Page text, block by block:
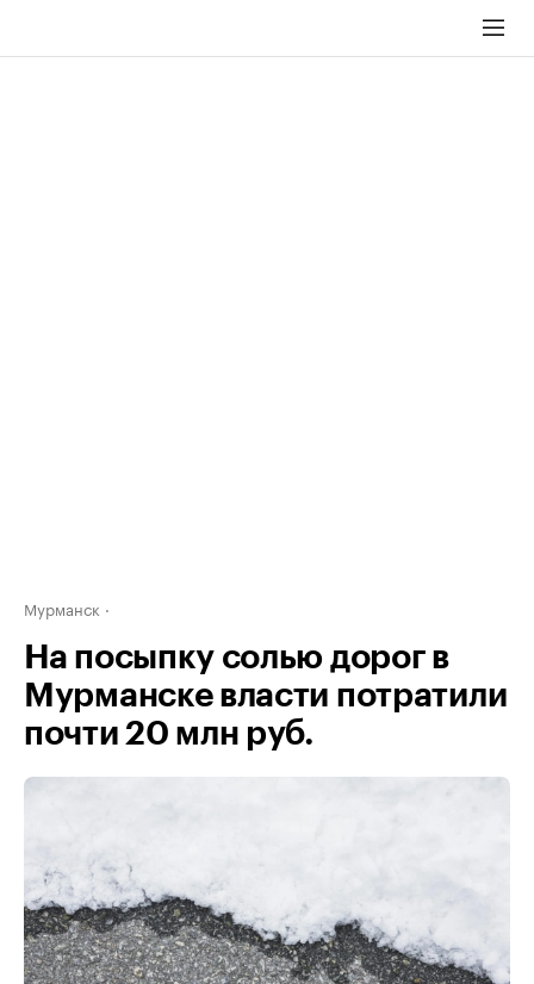
Мурманск
На посыпку солью дорог в
Мурманске власти потратили
почти 20 млн руб.